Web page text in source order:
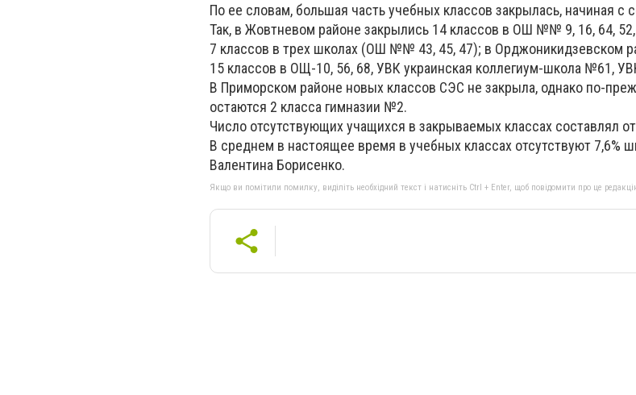
По ее словам, большая часть учебных классов закрылась, начиная с
Так, в Жовтневом районе закрылись 14 классов в ОШ №№ 9, 16, 64,
7 классов в трех школах (ОШ №№ 43, 45, 47); в Орджоникидзевском
15 классов в ОЩ-10, 56, 68, УВК украинская коллегиум-школа №61,
В Приморском районе новых классов СЭС не закрыла, однако по-
остаются 2 класса гимназии №2.
Число отсутствующих учащихся в закрываемых классах составлял
В среднем в настоящее время в учебных классах отсутствуют 7,6%
Валентина Борисенко.
Якщо ви помітили помилку, виділіть необхідний текст і натисніть Ctrl + Enter, щоб повідомити про це